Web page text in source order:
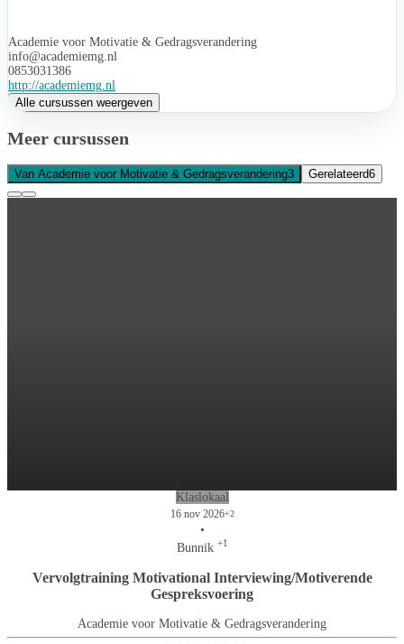
Academie voor Motivatie & Gedragsverandering
info@academiemg.nl
0853031386
http://academiemg.nl
Alle cursussen weergeven
Meer cursussen
Van Academie voor Motivatie & Gedragsverandering3 Gerelateerd6
Klaslokaal
16 nov 2026+2
•
Bunnik +1
Vervolgtraining Motivational Interviewing/Motiverende
Gespreksvoering
Academie voor Motivatie & Gedragsverandering